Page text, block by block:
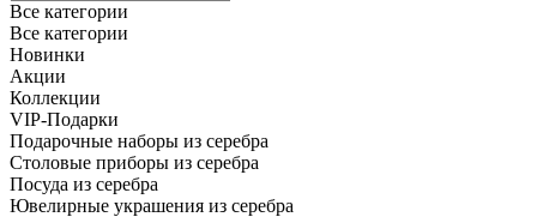
Все категории
Все категории
Новинки
Акции
Коллекции
VIP-Подарки
Подарочные наборы из серебра
Столовые приборы из серебра
Посуда из серебра
Ювелирные украшения из серебра